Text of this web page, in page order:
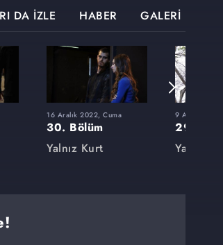
DA İZLE HABER GALERİ
16 Aralık 2022, Cuma
30. Bölüm
Yalnız Kurt
9 Aralık 2022,
29. Bölüm
Yalnız Kurt